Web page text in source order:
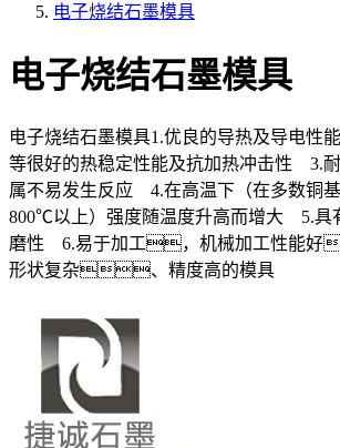
电子烧结石墨模具
电子烧结石墨模具
电子烧结石墨模具1.优良的导热及导电性
等很好的热稳定性能及抗加热冲击性 3.
属不易发生反应 4.在高温下（在多数铜
800℃以上）强度随温度升高而增大 5.具
磨性 6.易于加工，机械加工性能好
形状复杂、精度高的模具